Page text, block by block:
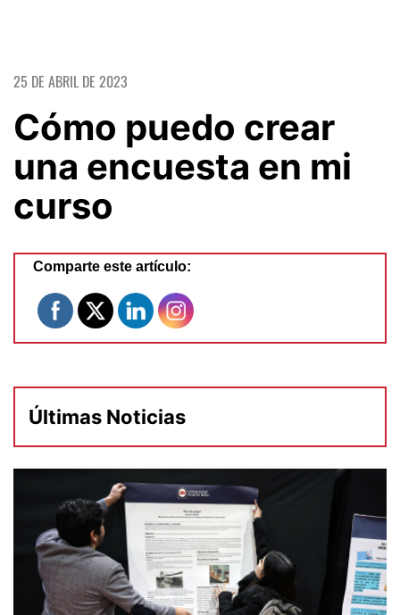
25 DE ABRIL DE 2023
Cómo puedo crear
una encuesta en mi
curso
Comparte este artículo:
Últimas Noticias